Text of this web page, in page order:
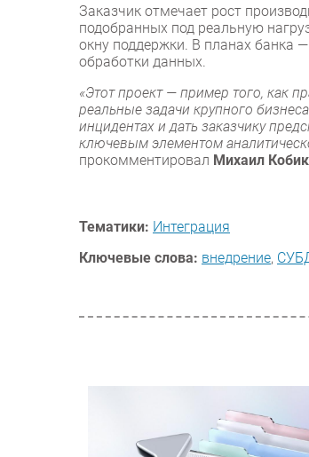
Заказчик отмечает рост
подобранных под реальную
окну поддержки. В планах банка
обработки данных.
«Этот проект — пример того, как
реальные задачи крупного
инцидентах и дать заказчику
ключевым элементом
прокомментировал Михаил
Тематики: Интеграция
Ключевые слова: внедрение,